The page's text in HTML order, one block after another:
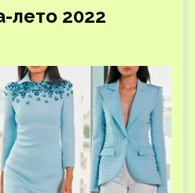
лето 2022